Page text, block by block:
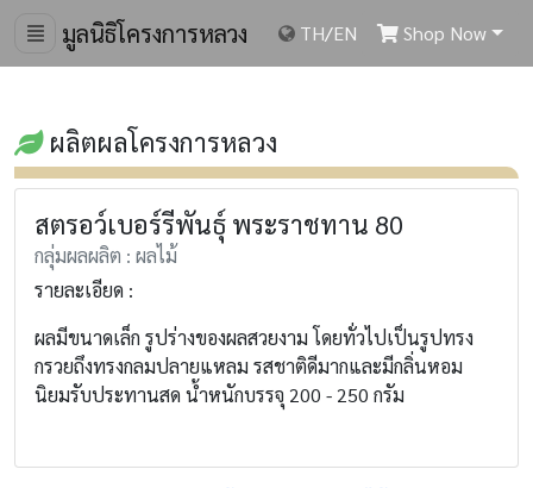
มูลนิธิโครงการหลวง TH/EN Shop Now
ผลิตผลโครงการหลวง
สตรอว์เบอร์รีพันธุ์ พระราชทาน 80
กลุ่มผลผลิต : ผลไม้
รายละเอียด :
ผลมีขนาดเล็ก รูปร่างของผลสวยงาม โดยทั่วไปเป็นรูปทรง
กรวยถึงทรงกลมปลายแหลม รสชาติดีมากและมีกลิ่นหอม
นิยมรับประทานสด น้ำหนักบรรจุ 200 - 250 กรัม